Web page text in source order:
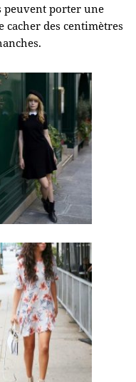
peuvent porter une
cacher des centimètres